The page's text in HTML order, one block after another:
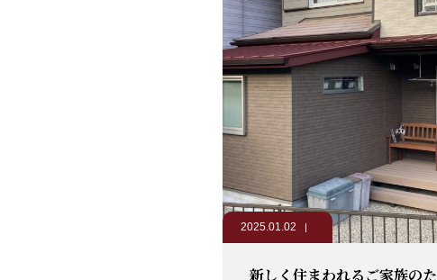
2025.01.02
新しく住まわれるご家族のた